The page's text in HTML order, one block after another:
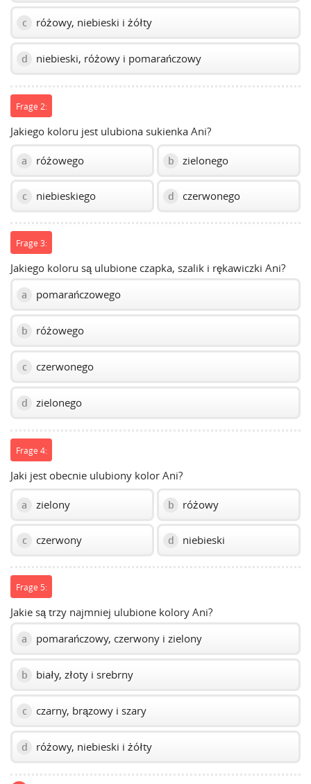
c różowy, niebieski i żółty
d niebieski, różowy i pomarańczowy
Frage 2:
Jakiego koloru jest ulubiona sukienka Ani?
a różowego b zielonego
c niebieskiego d czerwonego
Frage 3:
Jakiego koloru są ulubione czapka, szalik i rękawiczki Ani?
a pomarańczowego
b różowego
c czerwonego
d zielonego
Frage 4:
Jaki jest obecnie ulubiony kolor Ani?
a zielony b różowy
c czerwony d niebieski
Frage 5:
Jakie są trzy najmniej ulubione kolory Ani?
a pomarańczowy, czerwony i zielony
b biały, złoty i srebrny
c czarny, brązowy i szary
d różowy, niebieski i żółty